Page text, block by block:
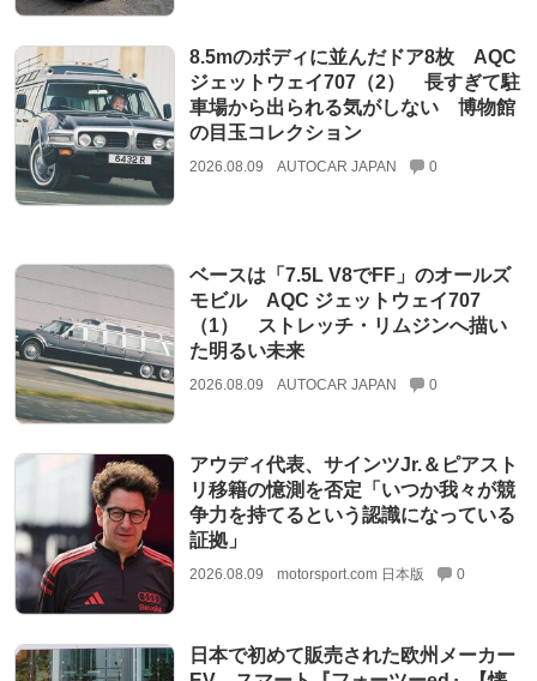
8.5mのボディに並んだドア8枚 AQC
ジェットウェイ707（2） 長すぎて駐
車場から出られる気がしない 博物館
の目玉コレクション
2026.08.09 AUTOCAR JAPAN 0
ベースは「7.5L V8でFF」のオールズ
モビル AQC ジェットウェイ707
（1） ストレッチ・リムジンへ描い
た明るい未来
2026.08.09 AUTOCAR JAPAN 0
アウディ代表、サインツJr.＆ピアスト
リ移籍の憶測を否定「いつか我々が競
争力を持てるという認識になっている
証拠」
2026.08.09 motorsport.com 日本版 0
日本で初めて販売された欧州メーカー